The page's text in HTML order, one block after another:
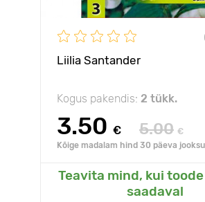
Liilia Santander
Kogus pakendis: 2 tükk.
3.50 € 5.00 €
Kõige madalam hind 30 päeva
Teavita mind, kui
saadaval